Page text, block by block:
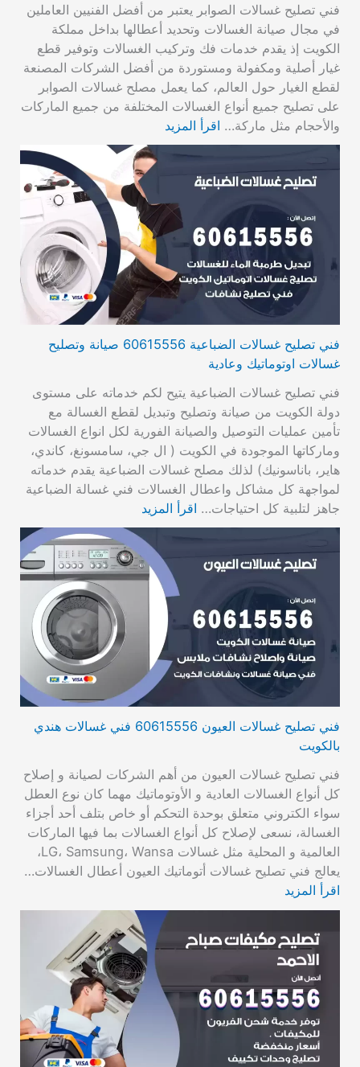
فني تصليح غسالات الصوابر يعتبر من أفضل الفنيين العاملين
في مجال صيانة الغسالات وتحديد أعطالها بداخل مملكة
الكويت إذ يقدم خدمات فك وتركيب الغسالات وتوفير قطع
غيار أصلية ومكفولة ومستوردة من أفضل الشركات المصنعة
لقطع الغيار حول العالم، كما يعمل مصلح غسالات الصوابر
على تصليح جميع أنواع الغسالات المختلفة من جميع الماركات
والأحجام مثل ماركة… اقرأ المزيد
فني تصليح غسالات الضباعية 60615556 صيانة وتصليح
غسالات اوتوماتيك وعادية
فني تصليح غسالات الضباعية يتيح لكم خدماته على مستوى
دولة الكويت من صيانة وتصليح وتبديل لقطع الغسالة مع
تأمين عمليات التوصيل والصيانة الفورية لكل انواع الغسالات
وماركاتها الموجودة في الكويت ( ال جي، سامسونغ، كاندي،
هاير، باناسونيك) لذلك مصلح غسالات الضباعية يقدم خدماته
لمواجهة كل مشاكل واعطال الغسالات فني غسالة الضباعية
جاهز لتلبية كل احتياجات… اقرأ المزيد
فني تصليح غسالات العيون 60615556 فني غسالات هندي
بالكويت
فني تصليح غسالات العيون من أهم الشركات لصيانة و إصلاح
كل أنواع الغسالات العادية و الأوتوماتيك مهما كان نوع العطل
سواء الكتروني متعلق بوحدة التحكم أو خاص بتلف أحد أجزاء
الغسالة، نسعى لإصلاح كل أنواع الغسالات بما فيها الماركات
العالمية و المحلية مثل غسالات LG، Samsung، Wansa،
يعالج فني تصليح غسالات أتوماتيك العيون أعطال الغسالات…
اقرأ المزيد